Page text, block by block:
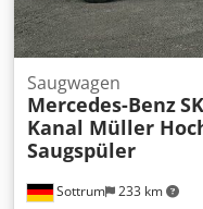
Sottrum 233 km
Saugwagen
Mercedes-Benz
Kanal Müller
Saugspüler